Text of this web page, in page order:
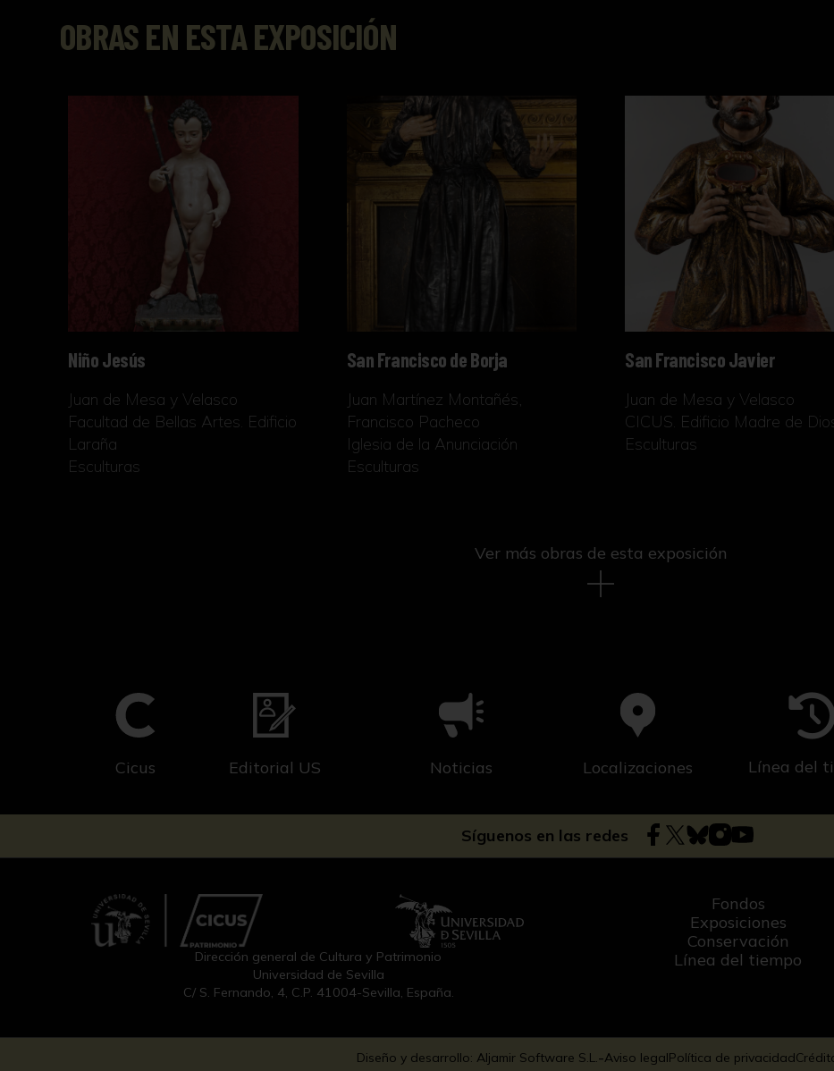
OBRAS EN ESTA EXPOSICIÓN
Niño Jesús
Niño Jesús
Juan de Mesa y Velasco
Facultad de Bellas Artes. Edificio
Laraña
Esculturas
San Francisco de Borja
San Francisco de Borja
Juan Martínez Montañés,
Francisco Pacheco
Iglesia de la Anunciación
Esculturas
San Francisco Javier
San Francisco Javier
Juan de Mesa y Velasco
CICUS. Edificio Madre de
Esculturas
Ver más obras de esta exposición
Cicus Editorial US Noticias Localizaciones Línea del
Síguenos en las redes
Dirección general de Cultura y Patrimonio
Universidad de Sevilla
C/ S. Fernando, 4, C.P. 41004-Sevilla, España.
Fondos
Exposiciones
Conservación
Línea del tiempo
Diseño y desarrollo: Aljamir Software S.L.-Aviso legalPolítica de privacidad